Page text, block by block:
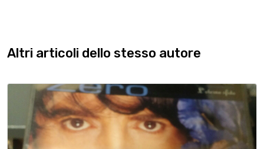
Altri articoli dello stesso autore